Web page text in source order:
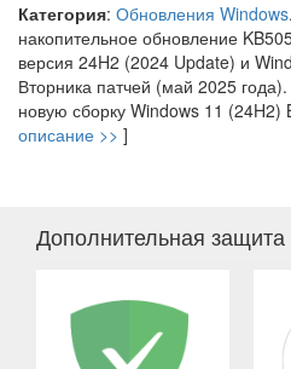
Категория: Обновления Windows
накопительное обновление
версия 24H2 (2024 Update) и
Вторника патчей (май 2025 года).
новую сборку Windows 11 (24H2)
описание >> ]
Дополнительная защита